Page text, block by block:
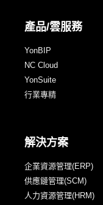
產品/雲服務
YonBIP
NC Cloud
YonSuite
行業專精
解決方案
企業資源管理(ERP)
供應鏈管理(SCM)
人力資源管理(HRM)